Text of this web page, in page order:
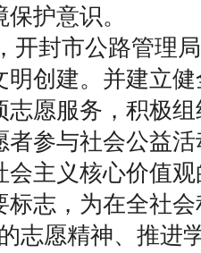
护意识。
开封市公路管理
明创建。并建立
志愿服务，积极
者参与社会公益
会主义核心价值
志，为在全社
志愿精神、推进